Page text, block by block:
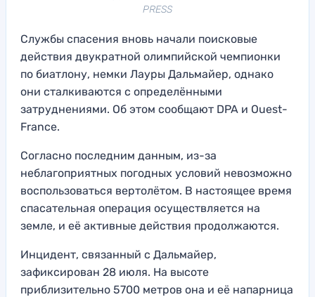
PRESS
Службы спасения вновь начали поисковые
действия двукратной олимпийской чемпионки
по биатлону, немки Лауры Дальмайер, однако
они сталкиваются с определёнными
затруднениями. Об этом сообщают DPA и Ouest-
France.
Согласно последним данным, из-за
неблагоприятных погодных условий невозможно
воспользоваться вертолётом. В настоящее время
спасательная операция осуществляется на
земле, и её активные действия продолжаются.
Инцидент, связанный с Дальмайер,
зафиксирован 28 июля. На высоте
приблизительно 5700 метров она и её напарница